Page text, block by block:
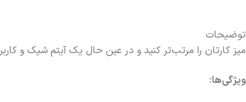
توضیحات
میز کارتان را مرتب‌تر کنید و در عین حال یک آیتم شیک و
ویژگی‌ها: